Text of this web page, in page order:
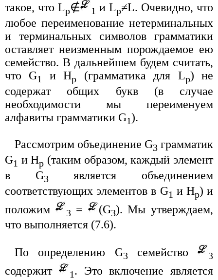
такое, что Lp∉ 1 и Lp≠L. Очевидно, что
любое переименование нетерминальных
и терминальных символов грамматики
оставляет неизменным порождаемое ею
семейство. В дальнейшем будем считать,
что G1 и Hp (грамматика для Lp) не
содержат общих букв (в случае
необходимости мы переименуем
алфавиты грамматики G1).
Рассмотрим объединение G3 грамматик
G1 и Hp (таким образом, каждый элемент
в G3 является объединением
соответствующих элементов в G1 и Hp) и
положим
3 = (G3). Мы утверждаем,
что выполняется (7.6).
По определению G3 семейство 3
содержит 1. Это включение является